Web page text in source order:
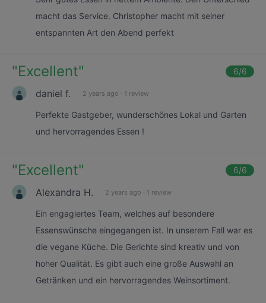
macht das Service. Christopher macht mit seiner
entspannten Art den Abend perfekt
"Excellent" 6/6
daniel f. 2 years ago · 1 review
Perfekte Gastgeber, wunderschönes Lokal und Garten
und hervorragendes Essen !
"Excellent" 6/6
Alexandra H. 2 years ago · 1 review
Ein engagiertes Team, welches auf besondere
Essenswünsche eingegangen ist. In unserem Fall war es
die vegane Küche. Die Gerichte sind kreativ und von
hoher Qualität. Es gibt auch eine große Auswahl an
Getränken und ein hervorragendes Weinsortiment.